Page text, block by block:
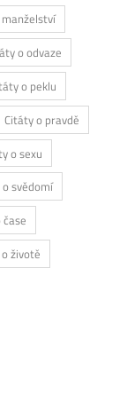
o odvaze
o peklu
Citáty o pravdě
o sexu
svědomí
životě